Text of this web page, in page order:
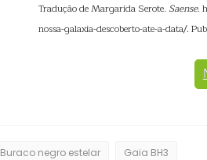
Tradução de Margarida Serote. Saense.
nossa-galaxia-descoberto-ate-a-data/.
Buraco negro estelar Gaia BH3